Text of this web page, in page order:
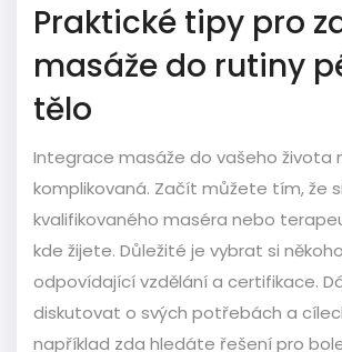
Praktické tipy pro
masáže do rutiny
tělo
Integrace masáže do vašeho života
komplikovaná. Začít můžete tím, že
kvalifikovaného maséra nebo
kde žijete. Důležité je vybrat si
odpovídající vzdělání a certifikace.
diskutovat o svých potřebách a
například zda hledáte řešení pro